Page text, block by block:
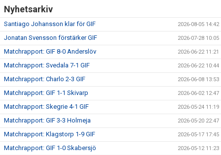
Nyhetsarkiv
Santiago Johansson klar för GIF 2026-08-05 14:42
Jonatan Svensson förstärker GIF 2026-07-28 10:05
Matchrapport: GIF 8-0 Anderslöv 2026-06-22 11:21
Matchrapport: Svedala 7-1 GIF 2026-06-22 10:44
Matchrapport: Charlo 2-3 GIF 2026-06-08 13:53
Matchrapport: GIF 1-1 Skivarp 2026-06-02 12:47
Matchrapport: Skegrie 4-1 GIF 2026-05-24 11:19
Matchrapport: GIF 3-3 Holmeja 2026-05-20 22:47
Matchrapport: Klagstorp 1-9 GIF 2026-05-17 17:45
Matchrapport: GIF 1-0 Skabersjö 2026-05-12 11:23